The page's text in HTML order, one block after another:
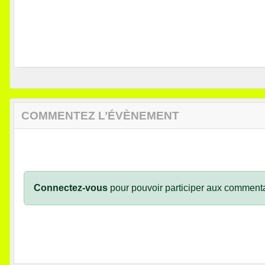
COMMENTEZ L’ÉVÈNEMENT
Connectez-vous pour pouvoir participer aux